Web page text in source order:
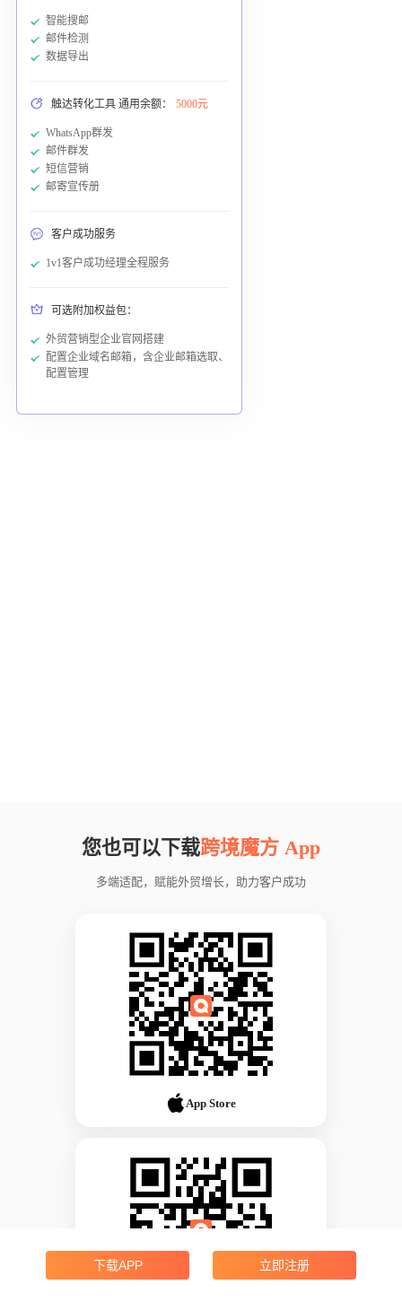
智能搜邮
邮件检测
数据导出
触达转化工具 通用余额： 5000元
WhatsApp群发
邮件群发
短信营销
邮寄宣传册
客户成功服务
1v1客户成功经理全程服务
可选附加权益包：
外贸营销型企业官网搭建
配置企业域名邮箱，含企业邮箱选取、
配置管理
您也可以下载跨境魔方 App
多端适配，赋能外贸增长，助力客户成功
App Store
下载APP 立即注册